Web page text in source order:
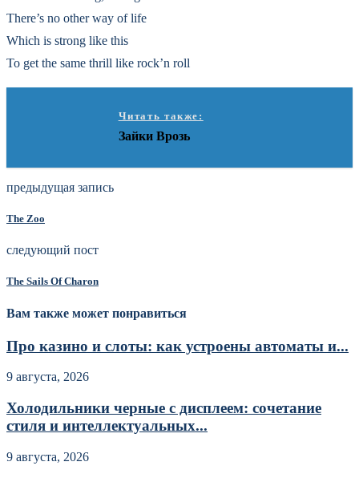
There’s no other way of life
Which is strong like this
To get the same thrill like rock’n roll
Читать также:
Зайки Врозь
предыдущая запись
The Zoo
следующий пост
The Sails Of Charon
Вам также может понравиться
Про казино и слоты: как устроены автоматы и...
9 августа, 2026
Холодильники черные с дисплеем: сочетание
стиля и интеллектуальных...
9 августа, 2026